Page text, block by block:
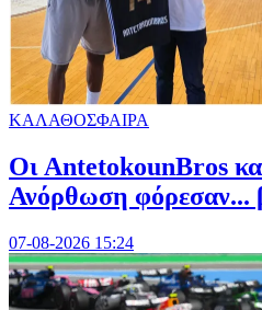
ΚΑΛΑΘΟΣΦΑΙΡΑ
Oι AntetokounBros
Ανόρθωση φόρεσαν...
07-08-2026 15:24